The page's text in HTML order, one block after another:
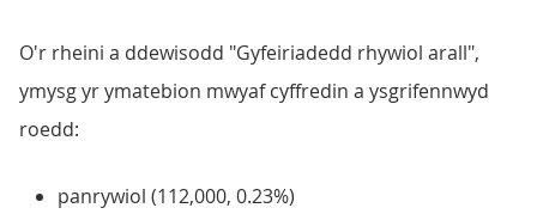
O'r rheini a ddewisodd "Gyfeiriadedd rhywiol arall",
ymysg yr ymatebion mwyaf cyffredin a ysgrifennwyd
roedd:
panrywiol (112,000, 0.23%)